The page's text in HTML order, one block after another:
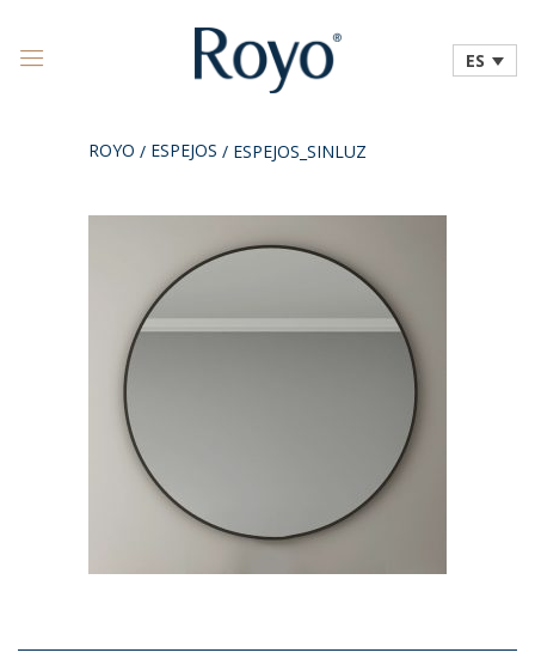
ES
ROYO / ESPEJOS / ESPEJOS_SINLUZ